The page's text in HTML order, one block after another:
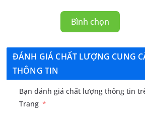
Bình chọn
ĐÁNH GIÁ CHẤT LƯỢNG CUNG
THÔNG TIN
Bạn đánh giá chất lượng thông tin
Trang